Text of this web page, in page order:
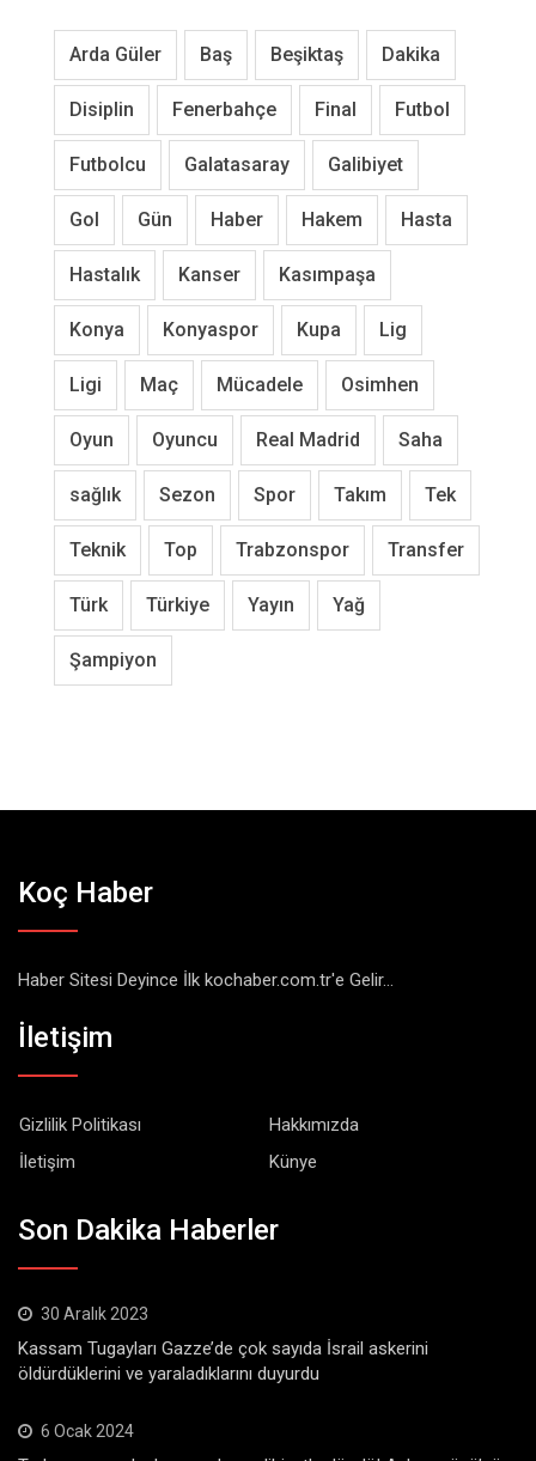
Arda Güler Baş Beşiktaş Dakika
Disiplin Fenerbahçe Final Futbol
Futbolcu Galatasaray Galibiyet
Gol Gün Haber Hakem Hasta
Hastalık Kanser Kasımpaşa
Konya Konyaspor Kupa Lig
Ligi Maç Mücadele Osimhen
Oyun Oyuncu Real Madrid Saha
sağlık Sezon Spor Takım Tek
Teknik Top Trabzonspor Transfer
Türk Türkiye Yayın Yağ
Şampiyon
Koç Haber
Haber Sitesi Deyince İlk kochaber.com.tr'e Gelir...
İletişim
Gizlilik Politikası
Hakkımızda
İletişim
Künye
Son Dakika Haberler
30 Aralık 2023
Kassam Tugayları Gazze’de çok sayıda İsrail askerini
öldürdüklerini ve yaraladıklarını duyurdu
6 Ocak 2024